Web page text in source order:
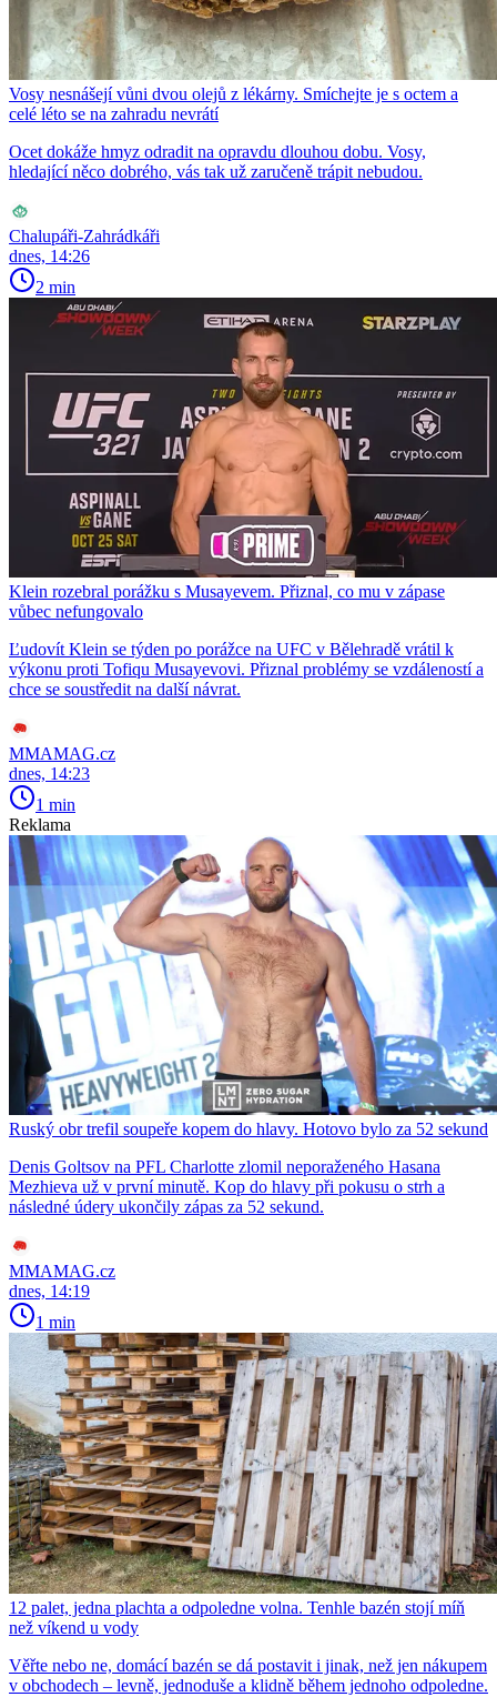
Vosy nesnášejí vůni dvou olejů z lékárny. Smíchejte je s octem a
celé léto se na zahradu nevrátí
Ocet dokáže hmyz odradit na opravdu dlouhou dobu. Vosy,
hledající něco dobrého, vás tak už zaručeně trápit nebudou.
Chalupáři-Zahrádkáři
dnes, 14:26
2 min
Klein rozebral porážku s Musayevem. Přiznal, co mu v zápase
vůbec nefungovalo
Ľudovít Klein se týden po porážce na UFC v Bělehradě vrátil k
výkonu proti Tofiqu Musayevovi. Přiznal problémy se vzdáleností a
chce se soustředit na další návrat.
MMAMAG.cz
dnes, 14:23
1 min
Reklama
Ruský obr trefil soupeře kopem do hlavy. Hotovo bylo za 52 sekund
Denis Goltsov na PFL Charlotte zlomil neporaženého Hasana
Mezhieva už v první minutě. Kop do hlavy při pokusu o strh a
následné údery ukončily zápas za 52 sekund.
MMAMAG.cz
dnes, 14:19
1 min
12 palet, jedna plachta a odpoledne volna. Tenhle bazén stojí míň
než víkend u vody
Věřte nebo ne, domácí bazén se dá postavit i jinak, než jen nákupem
v obchodech – levně, jednoduše a klidně během jednoho odpoledne.